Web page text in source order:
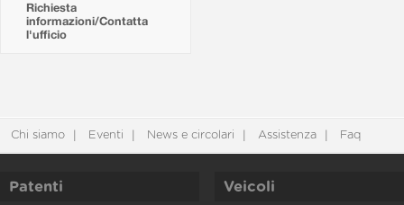
Richiesta
informazioni/Contatta
l'ufficio
Chi siamo Eventi News e circolari Assistenza Faq
Patenti Veicoli